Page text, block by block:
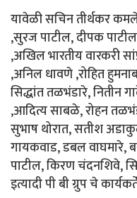
यावेळी सचिन तीर्थकर
,सुरज पाटील, दीपक
,अखिल भारतीय वारकरी
,अनिल धावणे ,रोहित
सिद्धांत तळभंडारे, नितीन
,आदित्य साबळे, रोहन
सुभाष थोरात, सतीश
गायकवाड, डबल
पाटील, किरण चंदनशिवे,
इत्यादी पी बी ग्रुप चे